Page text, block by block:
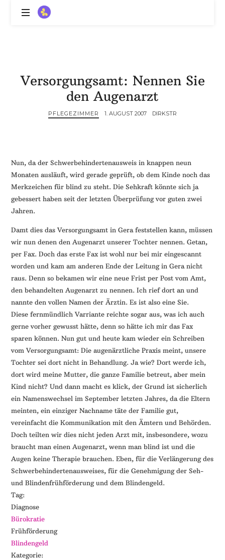
ZitronenBitter
mit
Lebenslimitierung
treffe
dein
Mut
und
ein
Versorgungsamt: Nennen Sie
den Augenarzt
PFLEGEZIMMER 1. AUGUST 2007 DIRKSTR
Nun, da der Schwerbehindertenausweis in knappen neun
Monaten ausläuft, wird gerade geprüft, ob dem Kinde noch das
Merkzeichen für blind zu steht. Die Sehkraft könnte sich ja
gebessert haben seit der letzten Überprüfung vor guten zwei
Jahren.
Damt dies das Versorgungsamt in Gera feststellen kann, müssen
wir nun denen den Augenarzt unserer Tochter nennen. Getan,
per Fax. Doch das erste Fax ist wohl nur bei mir eingescannt
worden und kam am anderen Ende der Leitung in Gera nicht
raus. Denn so bekamen wir eine neue Frist per Post vom Amt,
den behandelten Augenarzt zu nennen. Ich rief dort an und
nannte den vollen Namen der Ärztin. Es ist also eine Sie.
Diese fernmündlich Varriante reichte sogar aus, was ich auch
gerne vorher gewusst hätte, denn so hätte ich mir das Fax
sparen können. Nun gut und heute kam wieder ein Schreiben
vom Versorgungsamt: Die augenärztliche Praxis meint, unsere
Tochter sei dort nicht in Behandlung. Ja wie? Dort werde ich,
dort wird meine Mutter, die ganze Familie betreut, aber mein
Kind nicht? Und dann macht es klick, der Grund ist sicherlich
ein Namenswechsel im September letzten Jahres, da die Eltern
meinten, ein einziger Nachname täte der Familie gut,
vereinfacht die Kommunikation mit den Ämtern und Behörden.
Doch teilten wir dies nicht jeden Arzt mit, insbesondere, wozu
braucht man einen Augenarzt, wenn man blind ist und die
Augen keine Therapie brauchen. Eben, für die Verlängerung des
Schwerbehindertenausweises, für die Genehmigung der Seh-
und Blindenfrühförderung und dem Blindengeld.
Tag:
Diagnose
Bürokratie
Frühförderung
Blindengeld
Kategorie: